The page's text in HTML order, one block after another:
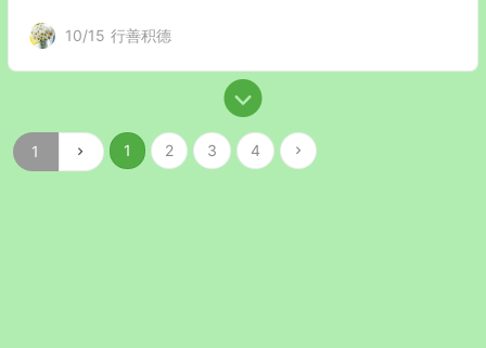
10/15 行善积德
1 2 3 4